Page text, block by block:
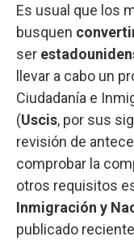
Es usual que los
busquen
ser
llevar a cabo un
Ciudadanía e
(Uscis, por sus
revisión de
comprobar la
otros requisitos
Inmigración y
publicado